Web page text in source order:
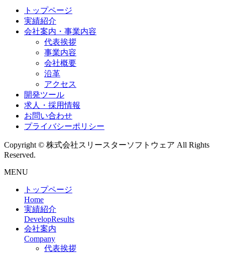
トップページ
実績紹介
会社案内・事業内容
代表挨拶
事業内容
会社概要
沿革
アクセス
開発ツール
求人・採用情報
お問い合わせ
プライバシーポリシー
Copyright © 株式会社スリースターソフトウェア All Rights
Reserved.
MENU
トップページ
Home
実績紹介
DevelopResults
会社案内
Company
代表挨拶